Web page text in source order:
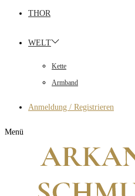
THOR
WELT
Kette
Armband
Anmeldung / Registrieren
Menü